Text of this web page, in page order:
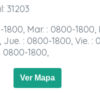
31203
Mar. : 0800-1800,
Jue. : 0800-1800, Vie. :
0800-1800,
Ver Mapa